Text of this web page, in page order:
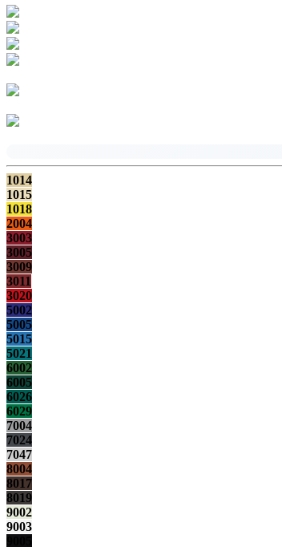
1014
1015
1018
2004
3003
3005
3009
3011
3020
5002
5005
5015
5021
6002
6005
6026
6029
7004
7024
7047
8004
8017
8019
9002
9003